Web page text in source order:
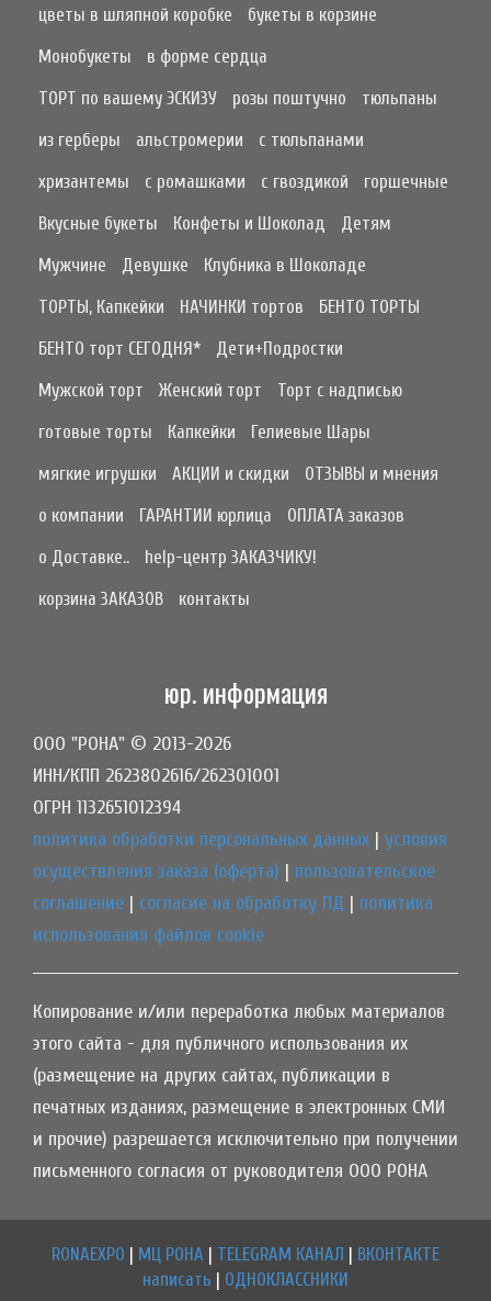
цветы в шляпной коробке
букеты в корзине
Монобукеты
в форме сердца
ТОРТ по вашему ЭСКИЗУ
розы поштучно
тюльпаны
из герберы
альстромерии
с тюльпанами
хризантемы
с ромашками с гвоздикой
горшечные
Вкусные букеты
Конфеты и Шоколад
Детям
Мужчине
Девушке
Клубника в Шоколаде
ТОРТЫ, Капкейки
НАЧИНКИ тортов
БЕНТО ТОРТЫ
БЕНТО торт СЕГОДНЯ*
Дети+Подростки
Мужской торт
Женский торт
Торт с надписью
готовые торты
Капкейки
Гелиевые Шары
мягкие игрушки
АКЦИИ и скидки
ОТЗЫВЫ и мнения
о компании
ГАРАНТИИ юрлица
ОПЛАТА заказов
о Доставке..
help-центр ЗАКАЗЧИКУ!
корзина ЗАКАЗОВ
контакты
юр. информация
ООО "РОНА" © 2013-2026
ИНН/КПП 2623802616/262301001
ОГРН 1132651012394
политика обработки персональных данных | условия
осуществления заказа (оферта) | пользовательское
соглашение | согласие на обработку ПД | политика
использования файлов cookie
Копирование и/или переработка любых материалов
этого сайта - для публичного использования их
(размещение на других сайтах, публикации в
печатных изданиях, размещение в электронных СМИ
и прочие) разрешается исключительно при получении
письменного согласия от руководителя ООО РОНА
RONAEXPO МЦ РОНА TELEGRAM КАНАЛ
ВКОНТАКТЕ
написать
ОДНОКЛАССНИКИ